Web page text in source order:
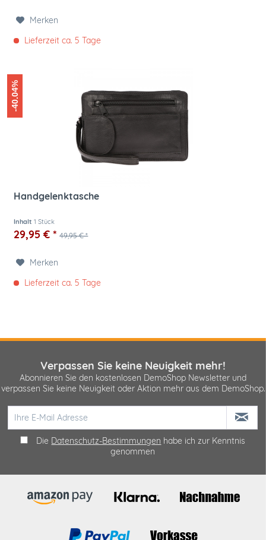
Merken
Lieferzeit ca. 5 Tage
-40.04%
Handgelenktasche
Inhalt1 Stück
29,95 € * 49,95 € *
Merken
Lieferzeit ca. 5 Tage
Verpassen Sie keine Neuigkeit mehr!
Abonnieren Sie den kostenlosen DemoShop Newsletter und
verpassen Sie keine Neuigkeit oder Aktion mehr aus dem DemoShop.
Die Datenschutz-Bestimmungen habe ich zur Kenntnis
genommen